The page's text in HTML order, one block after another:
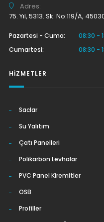
Adres:
75. Yıl, 5313. Sk. No:119/A,
Pazartesi - Cuma:
08:30 -
Cumartesi:
08:30 -
HIZMETLER
Saclar
Su Yalıtım
Çatı Panelleri
Polikarbon Levhalar
PVC Panel Kiremitler
OSB
Profiller